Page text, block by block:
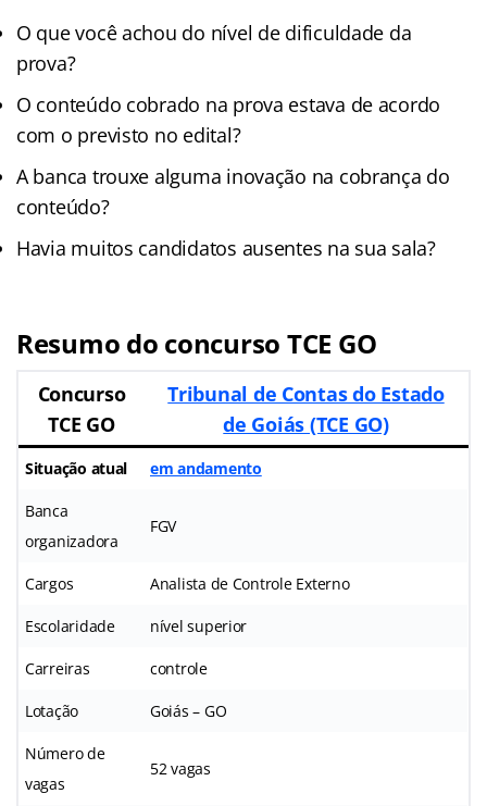
O que você achou do nível de dificuldade da
prova?
O conteúdo cobrado na prova estava de acordo
com o previsto no edital?
A banca trouxe alguma inovação na cobrança do
conteúdo?
Havia muitos candidatos ausentes na sua sala?
Resumo do concurso TCE GO
Concurso
TCE GO
Tribunal de Contas do Estado
de Goiás (TCE GO)
Situação atual em andamento
Banca
organizadora
FGV
Cargos Analista de Controle Externo
Escolaridade nível superior
Carreiras controle
Lotação Goiás – GO
Número de
vagas
52 vagas